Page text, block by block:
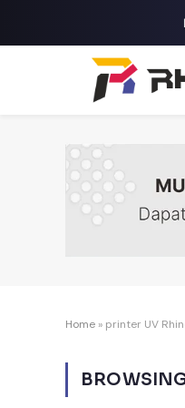
Home » printer UV